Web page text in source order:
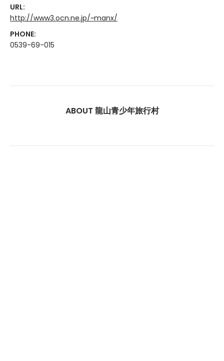
URL:
http://www3.ocn.ne.jp/~manx/
PHONE:
0539-69-015
ABOUT 龍山青少年旅行村